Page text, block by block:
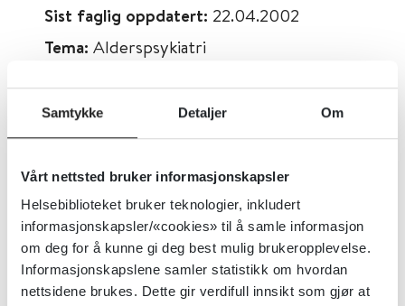
Samtykke Detaljer Om
Vårt nettsted bruker informasjonskapsler
Helsebiblioteket bruker teknologier, inkludert
informasjonskapsler/«cookies» til å samle informasjon
om deg for å kunne gi deg best mulig brukeropplevelse.
Informasjonskapslene samler statistikk om hvordan
nettsidene brukes. Dette gir verdifull innsikt som gjør at
Sist faglig oppdatert: 22.04.2002
Tema: Alderspsykiatri
Dokumenttype: Oppsummert forskning
Utgiver:Cochrane Library
Språk:Engelsk